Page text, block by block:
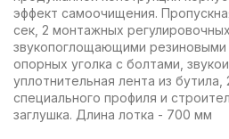
эффект самоочищения.
сек, 2 монтажных
звукопоглощающими резиновыми
опорных уголка с болтами,
уплотнительная лента из
специального профиля и
заглушка. Длина лотка - 700 мм